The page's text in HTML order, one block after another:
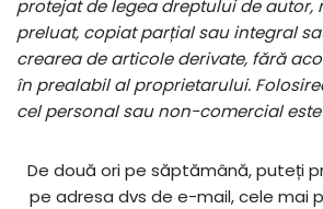
protejat de legea dreptului de autor,
preluat, copiat parțial sau integral
crearea de articole derivate, fără
în prealabil al proprietarului.
cel personal sau non-comercial
De două ori pe săptămână, puteți
pe adresa dvs de e-mail, cele mai